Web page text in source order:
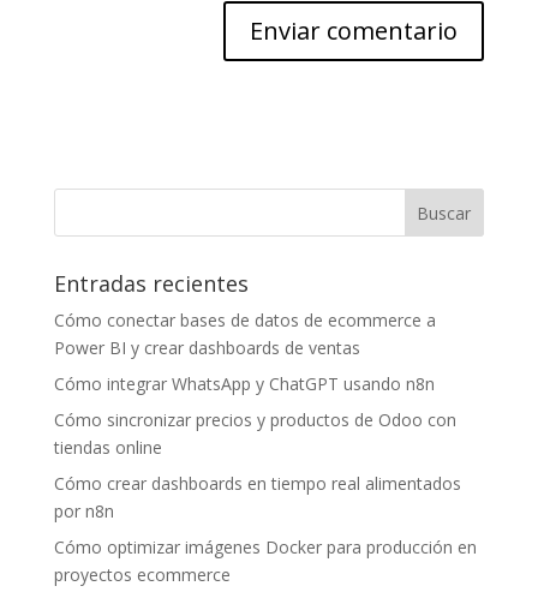
Entradas recientes
Cómo conectar bases de datos de ecommerce a
Power BI y crear dashboards de ventas
Cómo integrar WhatsApp y ChatGPT usando n8n
Cómo sincronizar precios y productos de Odoo con
tiendas online
Cómo crear dashboards en tiempo real alimentados
por n8n
Cómo optimizar imágenes Docker para producción en
proyectos ecommerce